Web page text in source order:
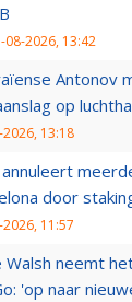
08-2026, 13:42
Antonov
op
2026, 13:18
annuleert
door
11:57
Walsh neemt
'op naar